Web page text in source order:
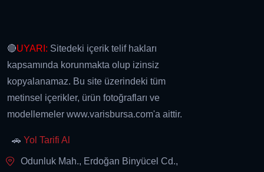
🔴UYARI: Sitedeki içerik telif hakları
kapsamında korunmakta olup izinsiz
kopyalanamaz. Bu site üzerindeki tüm
metinsel içerikler, ürün fotoğrafları ve
modellemeler www.varisbursa.com'a aittir.
🚗 Yol Tarifi Al
Odunluk Mah., Erdoğan Binyücel Cd.,